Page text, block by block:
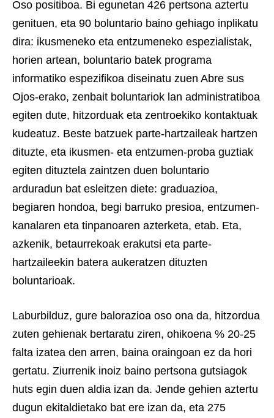
Oso positiboa. Bi egunetan 426 pertsona aztertu
genituen, eta 90 boluntario baino gehiago inplikatu
dira: ikusmeneko eta entzumeneko espezialistak,
horien artean, boluntario batek programa
informatiko espezifikoa diseinatu zuen Abre sus
Ojos-erako, zenbait boluntariok lan administratiboa
egiten dute, hitzorduak eta zentroekiko kontaktuak
kudeatuz. Beste batzuek parte-hartzaileak hartzen
dituzte, eta ikusmen- eta entzumen-proba guztiak
egiten dituztela zaintzen duen boluntario
arduradun bat esleitzen diete: graduazioa,
begiaren hondoa, begi barruko presioa, entzumen-
kanalaren eta tinpanoaren azterketa, etab. Eta,
azkenik, betaurrekoak erakutsi eta parte-
hartzaileekin batera aukeratzen dituzten
boluntarioak.
Laburbilduz, gure balorazioa oso ona da, hitzordua
zuten gehienak bertaratu ziren, ohikoena % 20-25
falta izatea den arren, baina oraingoan ez da hori
gertatu. Ziurrenik inoiz baino pertsona gutsiagok
huts egin duen aldia izan da. Jende gehien aztertu
dugun ekitaldietako bat ere izan da, eta 275